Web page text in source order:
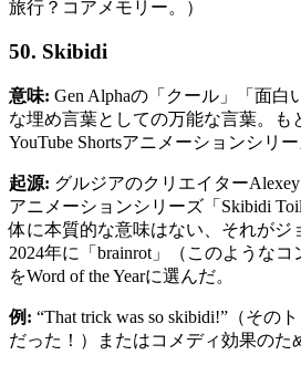
旅行？コアメモリー。）
50. Skibidi
意味: Gen Alphaの「クール」「面白
な埋め言葉としての万能な言葉。も
YouTube Shortsアニメーションシリー
起源: グルジアのクリエイター
アニメーションシリーズ「Skibidi
体に本質的な意味はない、それがジ
2024年に「brainrot」（このようなコ
をWord of the Yearに選んだ。
例: “That trick was so skibidi!”（その
だった！）またはコメディ効果のた